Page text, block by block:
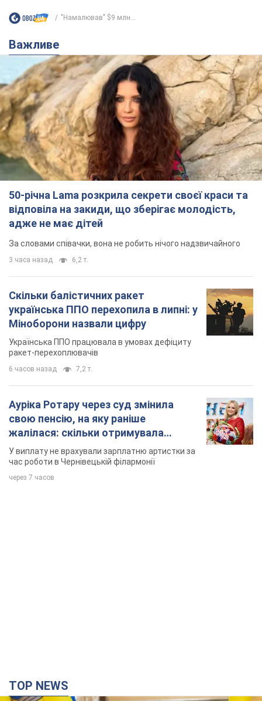
"Намалював" $9 млн...
Важливе
50-річна Lama розкрила секрети своєї краси та
відповіла на закиди, що зберігає молодість,
адже не має дітей
За словами співачки, вона не робить нічого надзвичайного
3 часа назад 6,2 т.
Скільки балістичних ракет
українська ППО перехопила в липні: у
Міноборони назвали цифру
Українська ППО працювала в умовах дефіциту
ракет-перехоплювачів
6 часов назад 7,2 т.
Ауріка Ротару через суд змінила
свою пенсію, на яку раніше
жалілася: скільки отримувала
співачка
У виплату не врахували зарплатню артистки за
час роботи в Чернівецькій філармонії
через 7 часов
TOP NEWS